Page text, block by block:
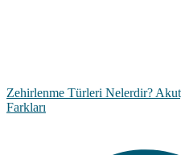
Zehirlenme Türleri Nelerdir?
Farkları